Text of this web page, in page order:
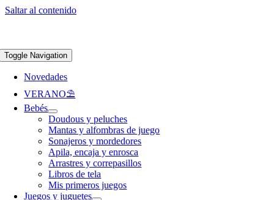
Saltar al contenido
Toggle Navigation
Novedades
VERANO⛱️​
Bebés
Doudous y peluches
Mantas y alfombras de juego
Sonajeros y mordedores
Apila, encaja y enrosca
Arrastres y correpasillos
Libros de tela
Mis primeros juegos
Juegos y juguetes